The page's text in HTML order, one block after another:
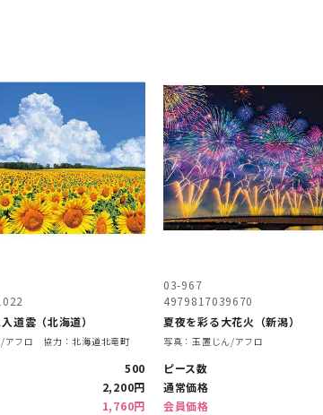
道雲（北海道）
/アフロ 協力：北海道北竜町
500
2,200円
1,760円
03-967
4979817039670
夏夜を彩る大花火（新潟）
写真：玉置じん/アフロ
ピース数
通常価格
会員価格